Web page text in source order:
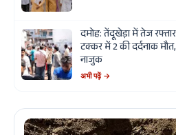
दमोह: तेंदूखेड़ा में तेज
टक्कर में 2 की दर्दनाक
नाजुक
अभी पढ़ें →